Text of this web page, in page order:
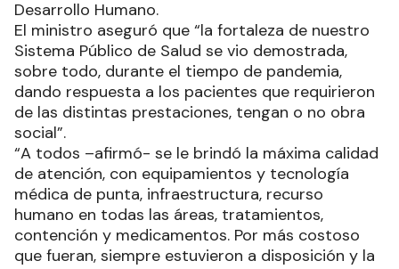
Desarrollo Humano.
El ministro aseguró que “la fortaleza de nuestro
Sistema Público de Salud se vio demostrada,
sobre todo, durante el tiempo de pandemia,
dando respuesta a los pacientes que requirieron
de las distintas prestaciones, tengan o no obra
social”.
“A todos –afirmó- se le brindó la máxima calidad
de atención, con equipamientos y tecnología
médica de punta, infraestructura, recurso
humano en todas las áreas, tratamientos,
contención y medicamentos. Por más costoso
que fueran, siempre estuvieron a disposición y la